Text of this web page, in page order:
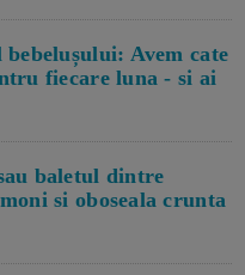
Avem cate
fiecare luna - si ai
baletul dintre
si oboseala crunta